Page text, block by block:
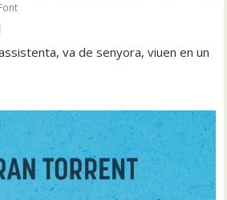
va de senyora, viuen en un